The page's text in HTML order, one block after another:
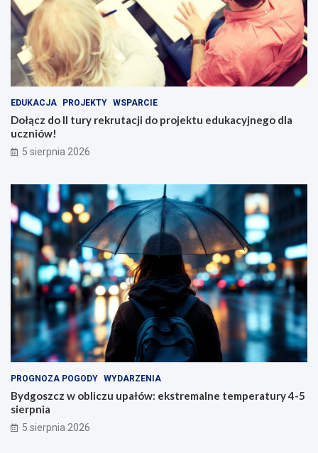
EDUKACJA PROJEKTY WSPARCIE
Dołącz do II tury rekrutacji do projektu edukacyjnego dla
uczniów!
5 sierpnia 2026
PROGNOZA POGODY WYDARZENIA
Bydgoszcz w obliczu upałów: ekstremalne temperatury 4-5
sierpnia
5 sierpnia 2026